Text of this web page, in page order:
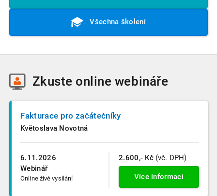
Všechna školení
Zkuste online webináře
6.11.2026
Webinář
Online živé vysílání
Fakturace pro začátečníky
Květoslava Novotná
2.600,- Kč (vč. DPH)
Více informací